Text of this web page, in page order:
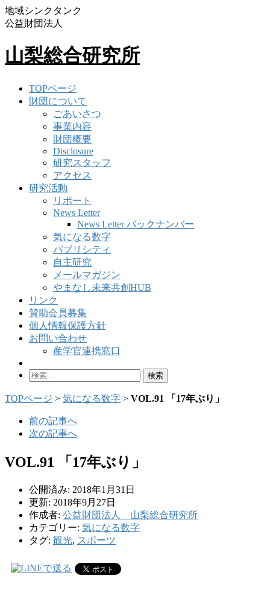
地域シンクタンク
公益財団法人
山梨総合研究所
TOPページ
財団について
ごあいさつ
事業内容
財団概要
Disclosure
研究スタッフ
アクセス
研究活動
リポート
News Letter
News Letter バックナンバー
気になる数字
パブリシティ
自主研究
メールマガジン
やまなし未来共創HUB
リンク
賛助会員募集
個人情報保護方針
お問い合わせ
産学官連携窓口
検
TOPページ > 気になる数字 > VOL.91 「17年ぶり」
前の記事へ
次の記事へ
VOL.91 「17年ぶり」
公開済み: 2018年1月31日
更新: 2018年9月27日
作成者: 公益財団法人 山梨総合研究所
カテゴリー: 気になる数字
タグ: 観光, スポーツ